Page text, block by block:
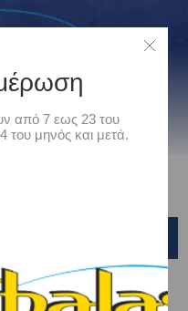
Εξοπλισμός
από 7 εως 23 του
του μηνός και μετά.